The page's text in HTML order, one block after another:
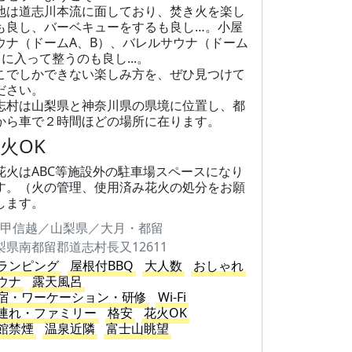
は道志川本流に面しており、​焚き火を楽し
良し、バーベキューをするも良し…。小屋
ナ（ドームA、B）、バレルサウナ（ドーム
入って整うのも良し...。
でしかできない楽しみ方を、ぜひ見つけて
い。
村は山梨県と神奈川県の県境に位置し、都
ら車で２時間ほどの場所に在ります。
OK
火はABC等施設外の駐車場スペースになり
。（火の管理、使用済み花火の処分をお願
す。
信越／山梨県／大月・都留
県南都留郡道志村長又12611
ンピング
屋根付BBQ 大人数
おしゃれ
ナ
露天風呂
・ワーケーション・研修
Wi-Fi
れ・ファミリー
格安
花火OK
禁煙
温泉近隣 富士山眺望